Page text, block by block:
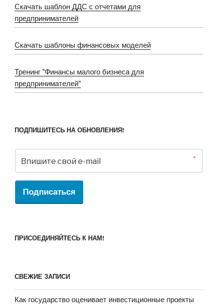
Скачать шаблон ДДС с отчетами для
предпринимателей
Скачать шаблоны финансовых моделей
Тренинг "Финансы малого бизнеса для
предпринимателей"
ПОДПИШИТЕСЬ НА ОБНОВЛЕНИЯ!
*
Подписаться
ПРИСОЕДИНЯЙТЕСЬ К НАМ!
СВЕЖИЕ ЗАПИСИ
Как государство оценивает инвестиционные проекты